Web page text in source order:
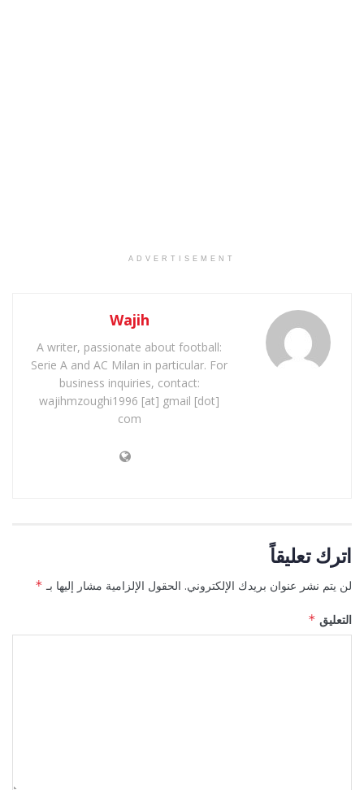
ADVERTISEMENT
Wajih
A writer, passionate about football:
Serie A and AC Milan in particular. For
business inquiries, contact:
wajihmzoughi1996 [at] gmail [dot]
com
اترك تعليقاً
لن يتم نشر عنوان بريدك الإلكتروني. الحقول الإلزامية مشار إليها بـ *
التعليق *